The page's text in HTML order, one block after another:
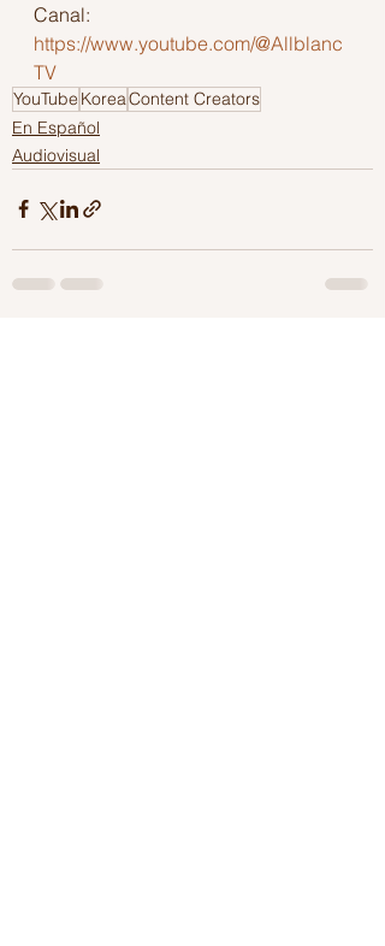
Canal:
https://www.youtube.com/@Allblanc
TV
YouTube KoreaContent Creators
En Español
Audiovisual